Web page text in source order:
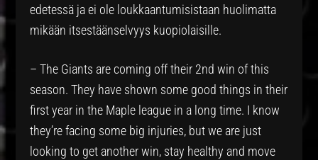
edetessä ja ei ole loukkaantumisistaan huolimatta
mikään itsestäänselvyys kuopiolaisille.
– The Giants are coming off their 2nd win of this
season. They have shown some good things in their
first year in the Maple league in a long time. I know
they’re facing some big injuries, but we are just
looking to get another win, stay healthy and move